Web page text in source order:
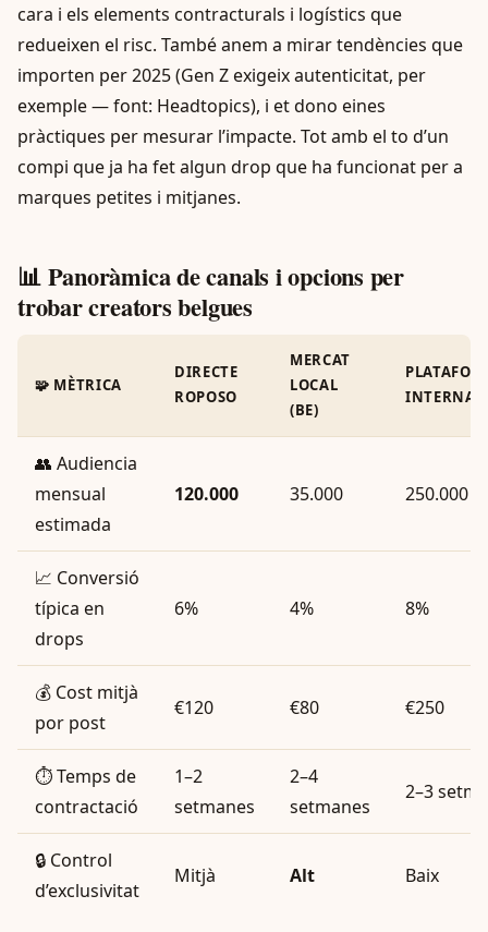
cara i els elements contracturals i logístics que
redueixen el risc. També anem a mirar tendències que
importen per 2025 (Gen Z exigeix autenticitat, per
exemple — font: Headtopics), i et dono eines
pràctiques per mesurar l’impacte. Tot amb el to d’un
compi que ja ha fet algun drop que ha funcionat per a
marques petites i mitjanes.
📊 Panoràmica de canals i opcions per
trobar creators belgues
🧩 MÈTRICA
DIRECTE
ROPOSO
MERCAT
LOCAL
(BE)
👥 Audiencia
mensual
estimada
120.000 35.000 250.000
📈 Conversió
típica en
drops
6% 4% 8%
💰 Cost mitjà
por post
€120 €80 €250
⏱️ Temps de
contractació
1–2
setmanes
2–4
setmanes
2–3
🔒 Control
d’exclusivitat
Mitjà Alt Baix